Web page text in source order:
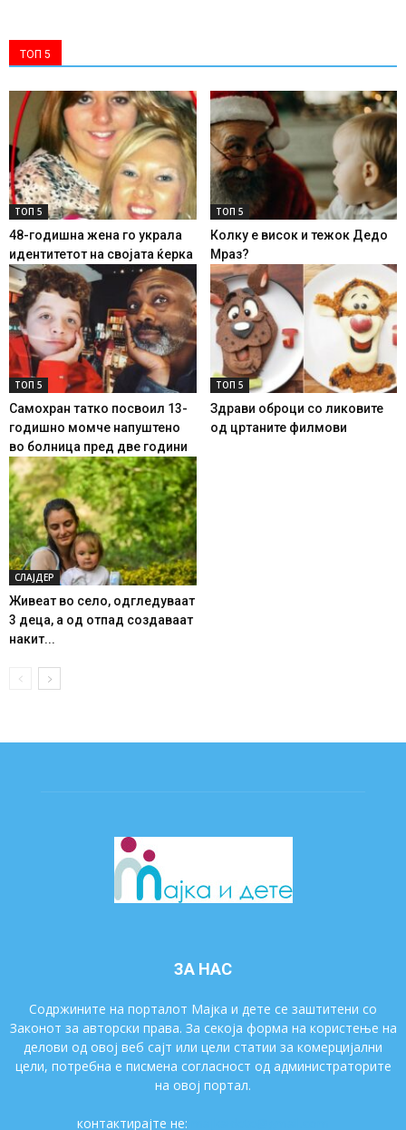
ТОП 5
ТОП 5
48-годишна жена го украла
идентитетот на својата ќерка
ТОП 5
Колку е висок и тежок Дедо
Мраз?
ТОП 5
Самохран татко посвоил 13-
годишно момче напуштено
во болница пред две години
ТОП 5
Здрави оброци со ликовите
од цртаните филмови
СЛАЈДЕР
Живеат во село, одгледуваат
3 деца, а од отпад создаваат
накит...
ЗА НАС
Содржините на порталот Мајка и дете се заштитени со
Законот за авторски права. За секоја форма на користење на
делови од овој веб сајт или цели статии за комерцијални
цели, потребна е писмена согласност од администраторите
на овој портал.
контактирајте не: